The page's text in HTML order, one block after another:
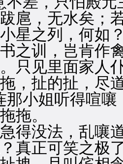
扈，无水矣；
星之列，何如
之训，岂肯作
只见里面家人
，扯的扯，尽
那小姐听得喧
拖。
没法，乱嚷道
真正可笑之极